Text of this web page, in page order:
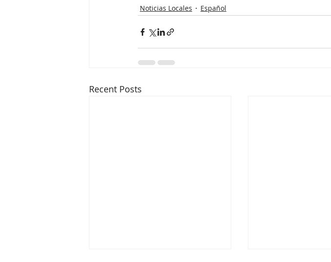
Noticias Locales
Español
Recent Posts